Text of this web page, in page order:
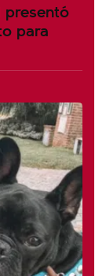
presentó
para